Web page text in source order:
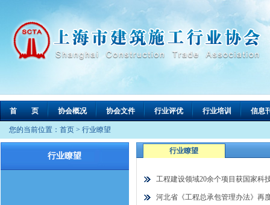
首 页 协会概况 协会文件 行业评优 行业培训 信息
您的当前位置： 首页 > 行业瞭望
行业瞭望
行业瞭望
工程建设领域20余个项目获国家科
河北省《工程总承包管理办法》再